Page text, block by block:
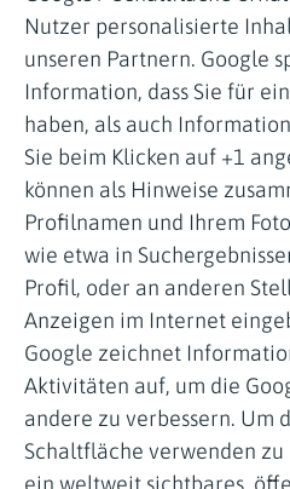
Nutzer personalisierte
unseren Partnern. Google
Information, dass Sie für
haben, als auch
Sie beim Klicken auf +1
können als Hinweise
Profilnamen und Ihrem
wie etwa in
Profil, oder an anderen
Anzeigen im Internet
Google zeichnet
Aktivitäten auf, um die
andere zu verbessern. Um
Schaltfläche verwenden zu